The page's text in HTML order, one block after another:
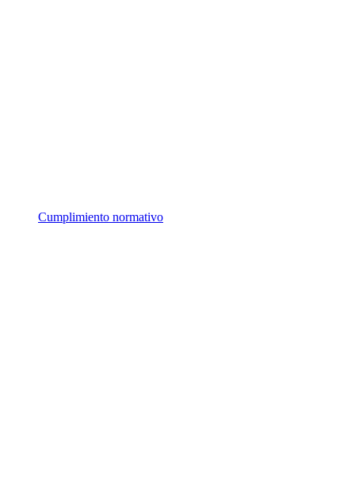
Cumplimiento normativo